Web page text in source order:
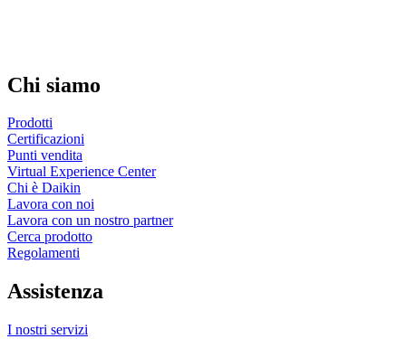
Chi siamo
Prodotti
Certificazioni
Punti vendita
Virtual Experience Center
Chi è Daikin
Lavora con noi
Lavora con un nostro partner
Cerca prodotto
Regolamenti
Assistenza
I nostri servizi